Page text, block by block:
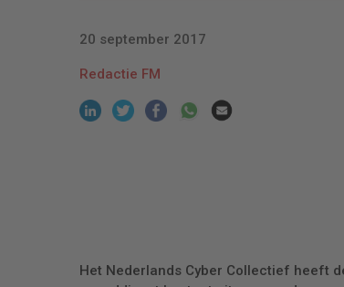
20 september 2017
Redactie FM
Het Nederlands Cyber Collectief heeft